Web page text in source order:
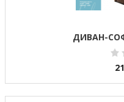
ДИВАН-